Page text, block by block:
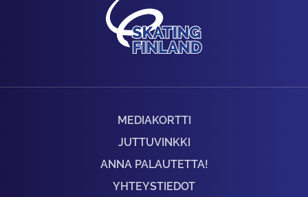
MEDIAKORTTI
JUTTUVINKKI
ANNA PALAUTETTA!
YHTEYSTIEDOT